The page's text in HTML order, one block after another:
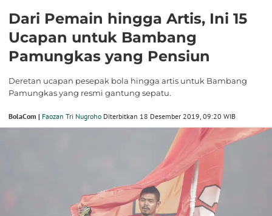
Dari Pemain hingga Artis, Ini 15
Ucapan untuk Bambang
Pamungkas yang Pensiun
Deretan ucapan pesepak bola hingga artis untuk Bambang
Pamungkas yang resmi gantung sepatu.
BolaCom | Faozan Tri Nugroho Diterbitkan 18 Desember 2019, 09:20 WIB